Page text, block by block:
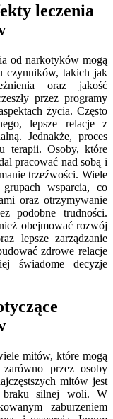
leczenia
od narkotyków mogą
czynników, takich jak
oraz jakość
przez programy
życia. Często
lepsze relacje z
Jednakże, proces
terapii. Osoby, które
pracować nad sobą i
trzeźwości. Wiele
wsparcia, co
oraz otrzymywanie
podobne trudności.
obejmować rozwój
lepsze zarządzanie
zdrowe relacje
świadome decyzje
mitów, które mogą
przez osoby
mitów jest
braku silnej woli. W
zaburzeniem